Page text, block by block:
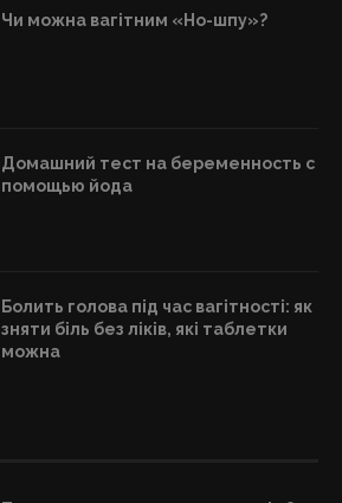
Чи можна вагітним «Но-шпу»?
Домашний тест на беременность с
помощью йода
Болить голова під час вагітності: як
зняти біль без ліків, які таблетки
можна